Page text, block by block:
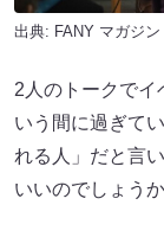
出典: FANY マガジン
2人のトークでイ
いう間に過ぎて
れる人」だと言
いいのでしょう